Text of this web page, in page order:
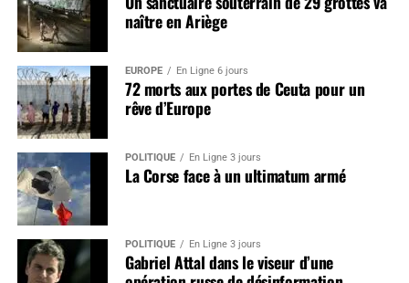
naître en Ariège
EUROPE En Ligne 6 jours
72 morts aux portes de Ceuta pour un
rêve d’Europe
POLITIQUE En Ligne 3 jours
La Corse face à un ultimatum armé
POLITIQUE En Ligne 3 jours
Gabriel Attal dans le viseur d’une